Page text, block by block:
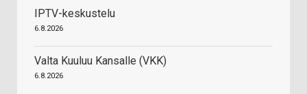
IPTV-keskustelu
6.8.2026
Valta Kuuluu Kansalle (VKK)
6.8.2026